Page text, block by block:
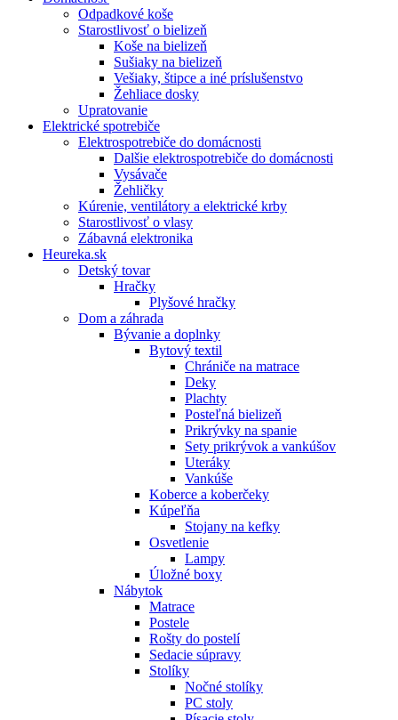
Odpadkové koše
Starostlivosť o bielizeň
Koše na bielizeň
Sušiaky na bielizeň
Vešiaky, štipce a iné príslušenstvo
Žehliace dosky
Upratovanie
Elektrické spotrebiče
Elektrospotrebiče do domácnosti
Dalšie elektrospotrebiče do domácnosti
Vysávače
Žehličky
Kúrenie, ventilátory a elektrické krby
Starostlivosť o vlasy
Zábavná elektronika
Heureka.sk
Detský tovar
Hračky
Plyšové hračky
Dom a záhrada
Bývanie a doplnky
Bytový textil
Chrániče na matrace
Deky
Plachty
Posteľná bielizeň
Prikrývky na spanie
Sety prikrývok a vankúšov
Uteráky
Vankúše
Koberce a koberčeky
Kúpeľňa
Stojany na kefky
Osvetlenie
Lampy
Úložné boxy
Nábytok
Matrace
Postele
Rošty do postelí
Sedacie súpravy
Stolíky
Nočné stolíky
PC stoly